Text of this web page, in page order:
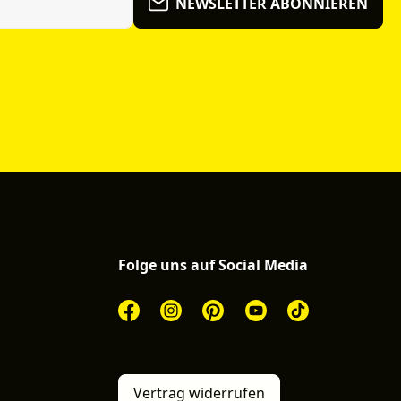
Folge uns auf Social Media
Vertrag widerrufen